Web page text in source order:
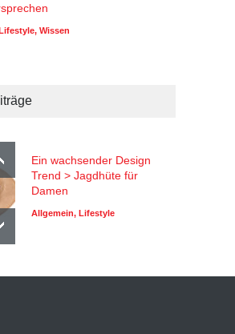
, Wissen
Ein wachsender Design
Trend > Jagdhüte für
Damen
Allgemein, Lifestyle